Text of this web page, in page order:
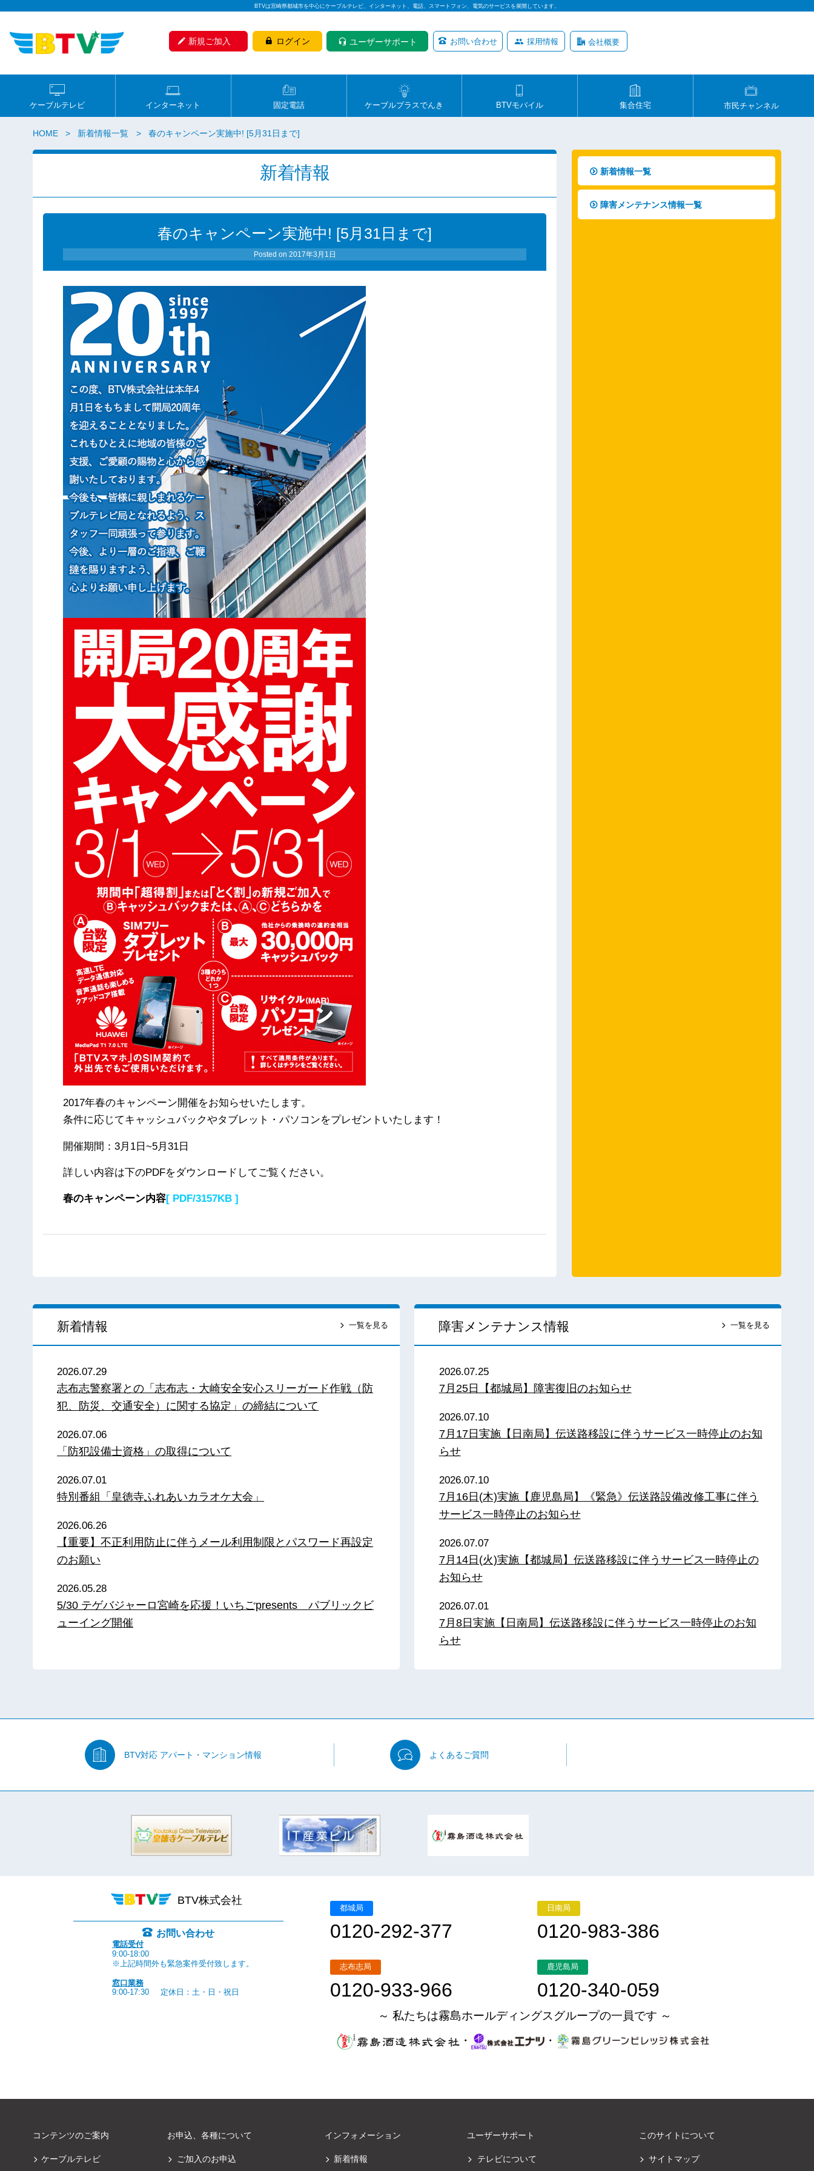
BTVは宮崎県都城市を中心にケーブルテレビ、インターネット、電話、スマートフォン、電気のサービスを展開しています。
新規ご加入 ログイン ユーザーサポート お問い合わせ 採用情報 会社概要
ケーブルテレビ インターネット 固定電話 ケーブルプラスでんき BTVモバイル 集合住宅 市民チャンネル
HOME 新着情報一覧 春のキャンペーン実施中! [5月31日まで]
新着情報
春のキャンペーン実施中! [5月31日まで]
Posted on 2017年3月1日
2017年春のキャンペーン開催をお知らせいたします。
条件に応じてキャッシュバックやタブレット・パソコンをプレゼントいたします！
開催期間：3月1日~5月31日
詳しい内容は下のPDFをダウンロードしてご覧ください。
春のキャンペーン内容[ PDF/3157KB ]
新着情報一覧
障害メンテナンス情報一覧
新着情報 一覧を見る
2026.07.29
志布志警察署との「志布志・大崎安全安心スリーガード作戦（防
犯、防災、交通安全）に関する協定」の締結について
2026.07.06
「防犯設備士資格」の取得について
2026.07.01
特別番組「皇徳寺ふれあいカラオケ大会」
2026.06.26
【重要】不正利用防止に伴うメール利用制限とパスワード再設定
のお願い
2026.05.28
5/30 テゲバジャーロ宮崎を応援！いちごpresents パブリックビ
ューイング開催
障害メンテナンス情報 一覧を見る
2026.07.25
7月25日【都城局】障害復旧のお知らせ
2026.07.10
7月17日実施【日南局】伝送路移設に伴うサービス一時停止のお知
らせ
2026.07.10
7月16日(木)実施【鹿児島局】《緊急》伝送路設備改修工事に伴う
サービス一時停止のお知らせ
2026.07.07
7月14日(火)実施【都城局】伝送路移設に伴うサービス一時停止の
お知らせ
2026.07.01
7月8日実施【日南局】伝送路移設に伴うサービス一時停止のお知
らせ
BTV対応 アパート・マンション情報 よくあるご質問
BTV株式会社
お問い合わせ
電話受付
9:00-18:00
※上記時間外も緊急案件受付致します。
窓口業務
9:00-17:30
定休日：土・日・祝日
都城局
0120-292-377
日南局
0120-983-386
志布志局
0120-933-966
鹿児島局
0120-340-059
～ 私たちは霧島ホールディングスグループの一員です ～
・
・
コンテンツのご案内
ケーブルテレビ
お申込、各種について
ご加入のお申込
インフォメーション
新着情報
ユーザーサポート
テレビについて
このサイトについて
サイトマップ